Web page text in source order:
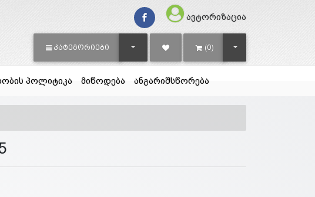
ავტორიზაცია
ᲙᲐᲢᲔᲒᲝᲠᲘᲔᲑᲘ TOGGLE DROPDOWN(0) TOGGLE DROPDOWN
პოლიტიკა მიწოდება ანგარიშსწორება